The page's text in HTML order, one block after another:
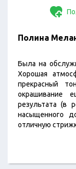
Полина
Была на
Хорошая
прекрасный
окрашивание
результата (в
насыщенного
отличную